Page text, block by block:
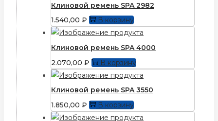
Клиновой ремень SPA 2982
1.540,00 ₽ В корзину
Клиновой ремень SPA 4000
2.070,00 ₽ В корзину
Клиновой ремень SPA 3550
1.850,00 ₽ В корзину